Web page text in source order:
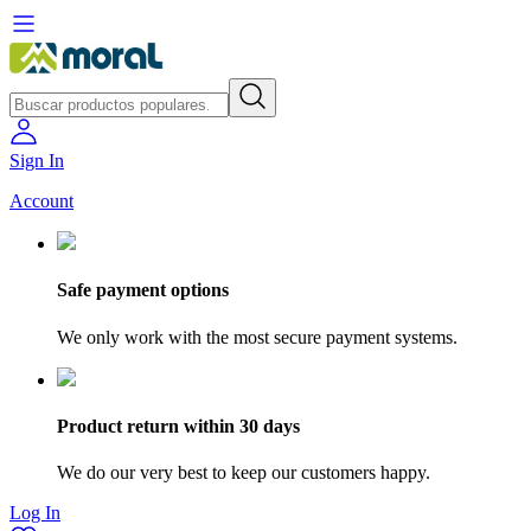
Sign In
Account
Safe payment options
We only work with the most secure payment systems.
Product return within 30 days
We do our very best to keep our customers happy.
Log In